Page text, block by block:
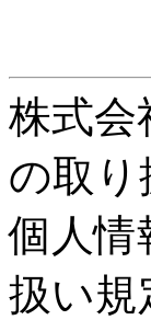
株式会
の取
個人情
扱い規